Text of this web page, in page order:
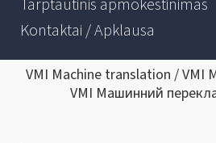
Tarptautinis apmokestinimas
Kontaktai / Apklausa
VMI Machine translation /
VMI Машинний